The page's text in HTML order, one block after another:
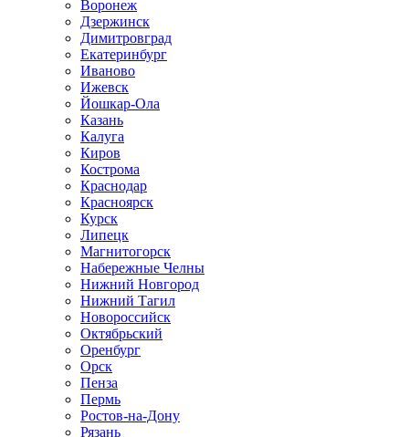
Воронеж
Дзержинск
Димитровград
Екатеринбург
Иваново
Ижевск
Йошкар-Ола
Казань
Калуга
Киров
Кострома
Краснодар
Красноярск
Курск
Липецк
Магнитогорск
Набережные Челны
Нижний Новгород
Нижний Тагил
Новороссийск
Октябрьский
Оренбург
Орск
Пенза
Пермь
Ростов-на-Дону
Рязань